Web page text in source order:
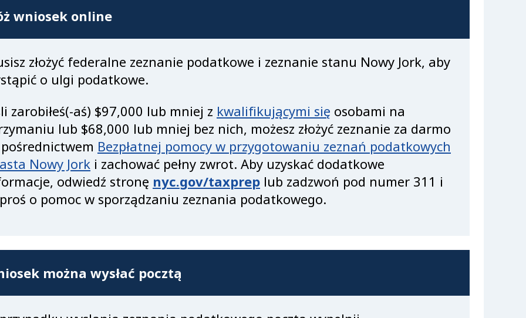
wniosek online
złożyć federalne zeznanie podatkowe i zeznanie stanu Nowy Jork, aby
o ulgi podatkowe.
zarobiłeś(-aś) $97,000 lub mniej z kwalifikującymi się osobami na
lub $68,000 lub mniej bez nich, możesz złożyć zeznanie za darmo
Bezpłatnej pomocy w przygotowaniu zeznań podatkowych
Nowy Jork i zachować pełny zwrot. Aby uzyskać dodatkowe
odwiedź stronę nyc.gov/taxprep lub zadzwoń pod numer 311 i
o pomoc w sporządzaniu zeznania podatkowego.
można wysłać pocztą